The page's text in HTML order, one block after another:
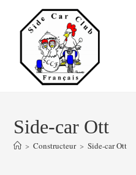
Side-car Ott
> Constructeur > Side-car Ott